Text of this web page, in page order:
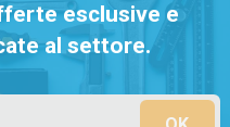
esclusive e
al settore.